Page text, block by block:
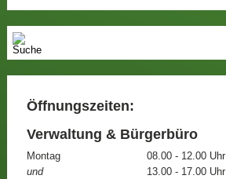
Öffnungszeiten:
Verwaltung & Bürgerbüro
Montag
08.00 - 12.00 Uhr
und
13.00 - 17.00 Uhr